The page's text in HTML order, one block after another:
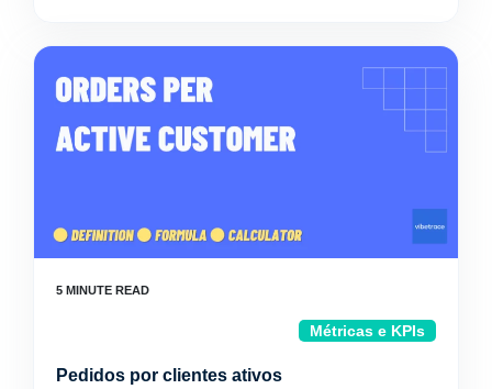
Métricas e KPIs
Pedidos por clientes ativos